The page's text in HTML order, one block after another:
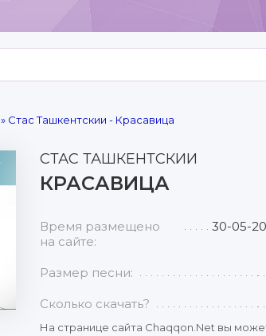
» Стас Ташкентскии - Красавица
СТАС ТАШКЕНТСКИИ
КРАСАВИЦА
Время размещено
на сайте:
30-05-
Размер песни:
Сколько скачать?
На странице сайта Chaqqon.Net вы